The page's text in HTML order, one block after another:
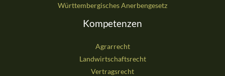
Württembergisches Anerbengesetz
Kompetenzen
Agrarrecht
Landwirtschaftsrecht
Vertragsrecht